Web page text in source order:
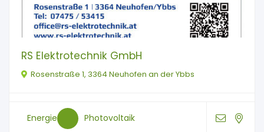
RS Elektrotechnik GmbH
Rosenstraße 1, 3364 Neuhofen an der Ybbs
Energie Photovoltaik